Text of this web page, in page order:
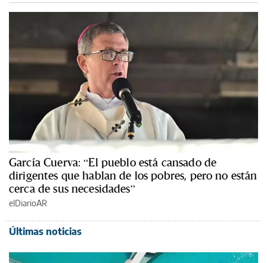
García Cuerva: “El pueblo está cansado de
dirigentes que hablan de los pobres, pero no están
cerca de sus necesidades”
elDiarioAR
Últimas noticias